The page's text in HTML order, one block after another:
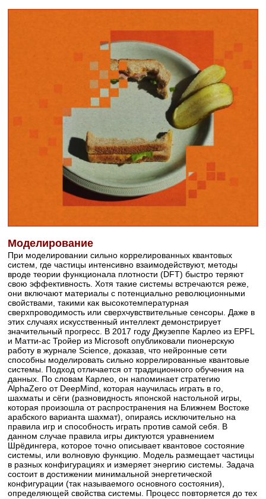
Моделирование
При моделировании сильно коррелированных квантовых
систем, где частицы интенсивно взаимодействуют, методы
вроде теории функционала плотности (DFT) быстро теряют
свою эффективность. Хотя такие системы встречаются реже,
они включают материалы с потенциально революционными
свойствами, такими как высокотемпературная
сверхпроводимость или сверхчувствительные сенсоры. Даже в
этих случаях искусственный интеллект демонстрирует
значительный прогресс. В 2017 году Джузеппе Карлео из EPFL
и Матти-ас Тройер из Microsoft опубликовали пионерскую
работу в журнале Science, доказав, что нейронные сети
способны моделировать сильно коррелированные квантовые
системы. Подход отличается от традиционного обучения на
данных. По словам Карлео, он напоминает стратегию
AlphaZero от DeepMind, которая научилась играть в го,
шахматы и сёги (разновидность японской настольной игры,
которая произошла от распространения на Ближнем Востоке
арабского варианта шахмат), опираясь исключительно на
правила игр и способность играть против самой себя. В
данном случае правила игры диктуются уравнением
Шрёдингера, которое точно описывает квантовое состояние
системы, или волновую функцию. Модель размещает частицы
в разных конфигурациях и измеряет энергию системы. Задача
состоит в достижении минимальной энергетической
конфигурации (так называемого основного состояния),
определяющей свойства системы. Процесс повторяется до тех